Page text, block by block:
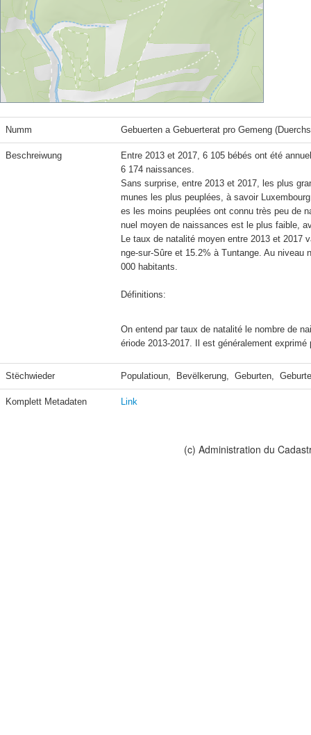
Numm Gebuerten a Gebuerterat pro Gemeng
Beschreiwung
Entre 2013 et 2017, 6 105 bébés ont été
6 174 naissances.
Sans surprise, entre 2013 et 2017, les plus
munes les plus peuplées, à savoir
es les moins peuplées ont connu très peu de
nuel moyen de naissances est le plus faible,
Le taux de natalité moyen entre 2013 et 2017
nge-sur-Sûre et 15.2% à Tuntange. Au
000 habitants.
Définitions:
On entend par taux de natalité le nombre de
ériode 2013-2017. Il est généralement
Stëchwieder Populatioun,  Bevëlkerung,  Geburten,
Komplett Metadaten Link
(c) Administration du